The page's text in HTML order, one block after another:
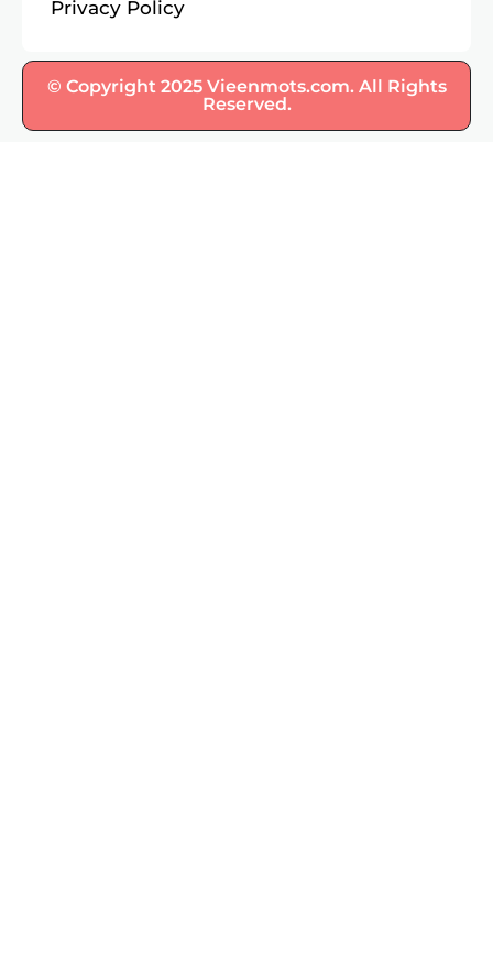
Privacy Policy
© Copyright 2025 Vieenmots.com. All Rights
Reserved.